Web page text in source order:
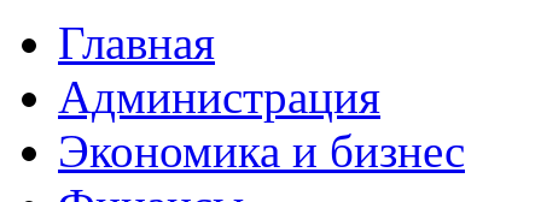
Главная
Администрация
Экономика и бизнес